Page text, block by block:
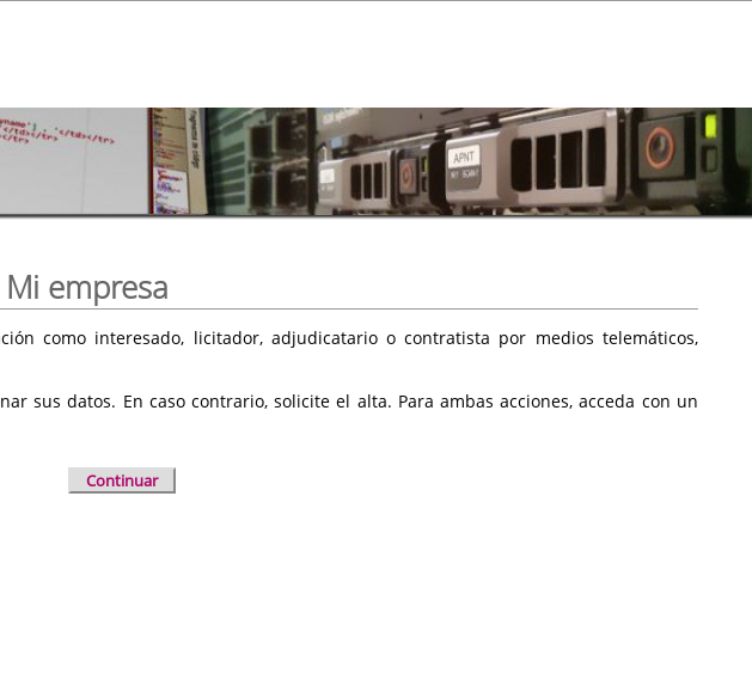
Mi empresa
como interesado, licitador, adjudicatario o contratista por medios telemáticos,
sus datos. En caso contrario, solicite el alta. Para ambas acciones, acceda con un
Continuar